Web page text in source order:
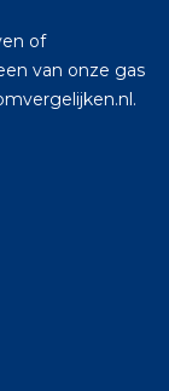
of
van onze gas